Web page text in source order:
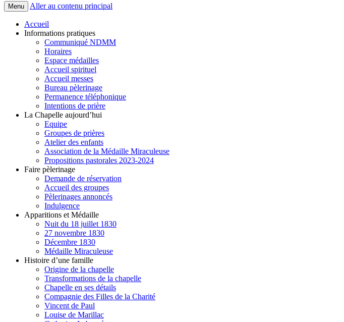
Menu Aller au contenu principal
Accueil
Informations pratiques
Communiqué NDMM
Horaires
Espace médailles
Accueil spirituel
Accueil messes
Bureau pèlerinage
Permanence téléphonique
Intentions de prière
La Chapelle aujourd’hui
Equipe
Groupes de prières
Atelier des enfants
Association de la Médaille Miraculeuse
Propositions pastorales 2023-2024
Faire pèlerinage
Demande de réservation
Accueil des groupes
Pèlerinages annoncés
Indulgence
Apparitions et Médaille
Nuit du 18 juillet 1830
27 novembre 1830
Décembre 1830
Médaille Miraculeuse
Histoire d’une famille
Origine de la chapelle
Transformations de la chapelle
Chapelle en ses détails
Compagnie des Filles de la Charité
Vincent de Paul
Louise de Marillac